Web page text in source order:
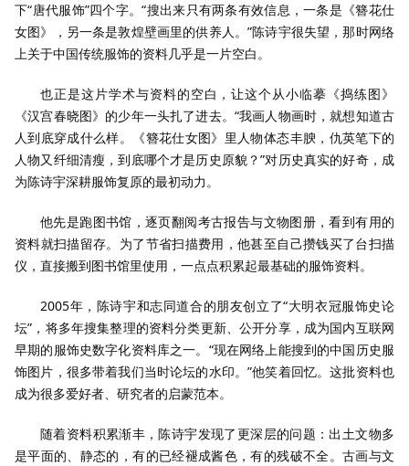
下“唐代服饰”四个字。“搜出来只有两条有效信息，一条是《簪花仕
女图》，另一条是敦煌壁画里的供养人。”陈诗宇很失望，那时网络
上关于中国传统服饰的资料几乎是一片空白。
也正是这片学术与资料的空白，让这个从小临摹《捣练图》
《汉宫春晓图》的少年一头扎了进去。“我画人物画时，就想知道古
人到底穿成什么样。《簪花仕女图》里人物体态丰腴，仇英笔下的
人物又纤细清瘦，到底哪个才是历史原貌？”对历史真实的好奇，成
为陈诗宇深耕服饰复原的最初动力。
他先是跑图书馆，逐页翻阅考古报告与文物图册，看到有用的
资料就扫描留存。为了节省扫描费用，他甚至自己攒钱买了台扫描
仪，直接搬到图书馆里使用，一点点积累起最基础的服饰资料。
2005年，陈诗宇和志同道合的朋友创立了“大明衣冠服饰史论
坛”，将多年搜集整理的资料分类更新、公开分享，成为国内互联网
早期的服饰史数字化资料库之一。“现在网络上能搜到的中国历史服
饰图片，很多带着我们当时论坛的水印。”他笑着回忆。这批资料也
成为很多爱好者、研究者的启蒙范本。
随着资料积累渐丰，陈诗宇发现了更深层的问题：出土文物多
是平面的、静态的，有的已经褪成酱色，有的残破不全。古画与文